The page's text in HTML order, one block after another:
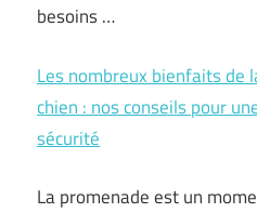
besoins …
Les nombreux bienfaits de
chien : nos conseils pour
sécurité
La promenade est un